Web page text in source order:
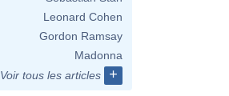
Leonard Cohen
Gordon Ramsay
Madonna
Voir tous les articles
+